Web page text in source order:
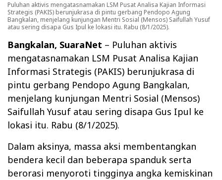
Puluhan aktivis mengatasnamakan LSM Pusat Analisa Kajian Informasi
Strategis (PAKIS) berunjukrasa di pintu gerbang Pendopo Agung
Bangkalan, menjelang kunjungan Mentri Sosial (Mensos) Saifullah Yusuf
atau sering disapa Gus Ipul ke lokasi itu. Rabu (8/1/2025).
Bangkalan, SuaraNet – Puluhan aktivis
mengatasnamakan LSM Pusat Analisa Kajian
Informasi Strategis (PAKIS) berunjukrasa di
pintu gerbang Pendopo Agung Bangkalan,
menjelang kunjungan Mentri Sosial (Mensos)
Saifullah Yusuf atau sering disapa Gus Ipul ke
lokasi itu. Rabu (8/1/2025).
Dalam aksinya, massa aksi membentangkan
bendera kecil dan beberapa spanduk serta
berorasi menyoroti tingginya angka kemiskinan